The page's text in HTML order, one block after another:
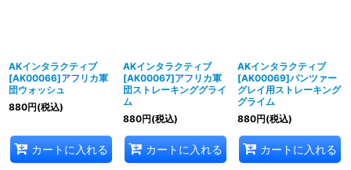
AKインタラクティブ
[AK00066]アフリカ軍
団ウォッシュ
880円(税込)
カートに入れる
AKインタラクティブ
[AK00067]アフリカ軍
団ストレーキンググライ
ム
880円(税込)
カートに入れる
AKインタラクティブ
[AK00069]パンツァー
グレイ用ストレーキング
グライム
880円(税込)
カートに入れる